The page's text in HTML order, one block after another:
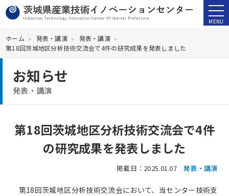
ホーム 発表・講演
発表・講演
第18回茨城地区分析技術交流会で4件の研究成果を発表しました
お知らせ
発表・講演
第18回茨城地区分析技術交流会で4件
の研究成果を発表しました
掲載日：2025.01.07 発表・講演
第18回茨城地区分析技術交流会において、当センター技術支